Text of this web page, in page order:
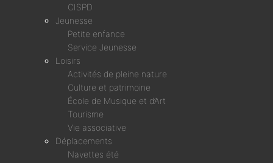
CISPD
Jeunesse
Petite enfance
Service Jeunesse
Loisirs
Activités de pleine nature
Culture et patrimoine
École de Musique et d’Art
Tourisme
Vie associative
Déplacements
Navettes été